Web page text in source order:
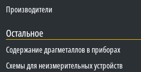
Производители
Остальное
Содержание драгметаллов в приборах
Схемы для неизмерительных устройств